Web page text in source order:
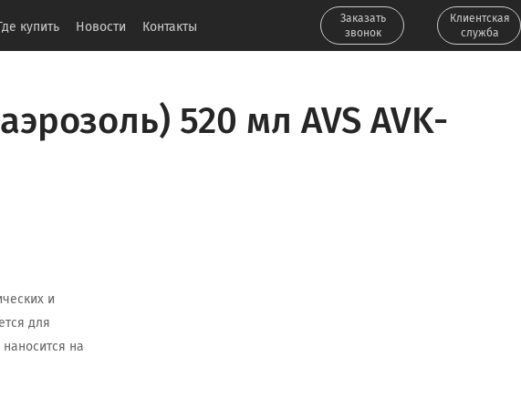
купить Новости Контакты
Заказать
звонок
Клиентская
служба
520 мл AVS AVK-
и
для
на